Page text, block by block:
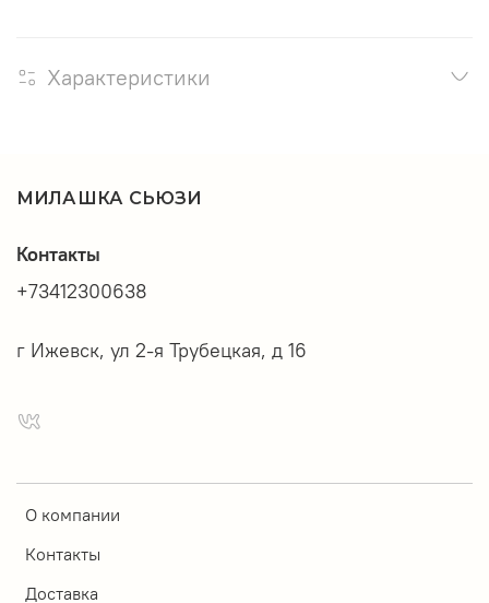
Характеристики
МИЛАШКА СЬЮЗИ
О компании
Контакты
Доставка
Контакты
+73412300638
г Ижевск, ул 2-я Трубецкая, д 16